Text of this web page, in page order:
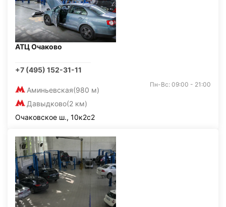
АТЦ Очаково
+7 (495) 152-31-11
Аминьевская(980 м)
Давыдково(2 км)
Пн-Вс: 09:00 - 21:00
Очаковское ш., 10к2с2